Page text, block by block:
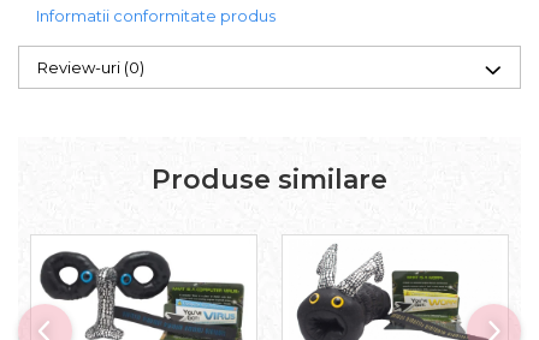
Informatii conformitate produs
Review-uri (0)
Produse similare